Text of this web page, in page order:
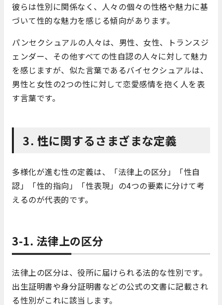
彼らは性別に関係なく、人々の個々の性格や魅力に基
づいて性的な魅力を感じる傾向があります。
パンセクシュアルの人々は、男性、女性、トランスジ
ェンダー、その他すべての性自認の人々に対して魅力
を感じますが、似た言葉であるバイセクシュアルは、
男性と女性の2つの性に対して恋愛感情を抱く人を表
す言葉です。
3. 性に関するさまざまな定義
多様化が進む性の定義は、「法律上の区分」「性自
認」「性的指向」「性表現」の4つの要素に分けて考
えるのが代表的です。
3-1. 法律上の区分
法律上の区分は、役所に届けられる法的な性別です。
出生証明書や身分証明書などの公式の文書に記載され
る性別がこれに該当します。